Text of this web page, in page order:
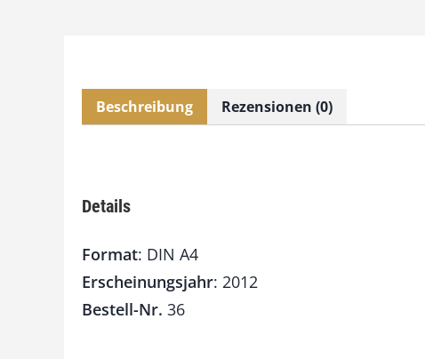
Beschreibung Rezensionen (0)
Details
Format: DIN A4
Erscheinungsjahr: 2012
Bestell-Nr. 36